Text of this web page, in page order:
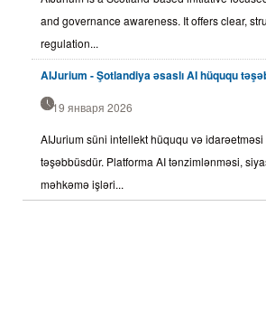
and governance awareness. It offers clear,
regulation...
AIJurium - Şotlandiya əsaslı AI hüququ
19 января 2026
AIJurium süni intellekt hüququ və idarəetməsi
təşəbbüsdür. Platforma AI tənzimlənməsi,
məhkəmə işləri...